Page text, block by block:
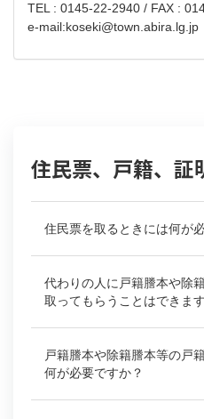
TEL : 0145-22-2940 / FAX :
e-mail:koseki@town.abira.lg.jp
住民票、戸籍、証
住民票を取るときには何が
代わりの人に戸籍謄本や除
取ってもらうことはできま
戸籍謄本や除籍謄本等の戸
何が必要ですか？